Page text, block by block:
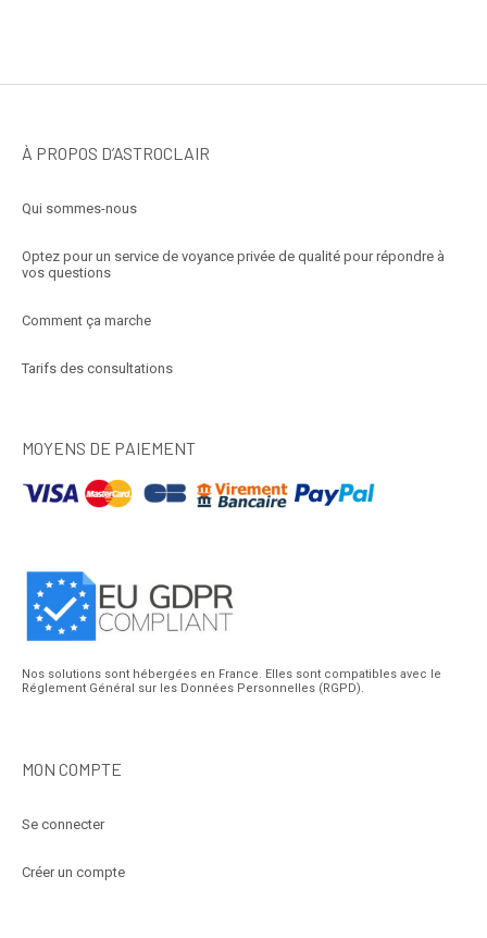
À PROPOS D’ASTROCLAIR
Qui sommes-nous
Optez pour un service de voyance privée de qualité pour répondre à
vos questions
Comment ça marche
Tarifs des consultations
MOYENS DE PAIEMENT
Nos solutions sont hébergées en France. Elles sont compatibles avec le
Réglement Général sur les Données Personnelles (RGPD).
MON COMPTE
Se connecter
Créer un compte